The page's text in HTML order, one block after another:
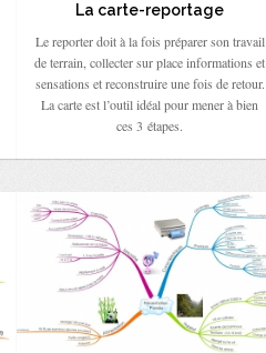
La carte-reportage
Le reporter doit à la fois préparer son travail
de terrain, collecter sur place informations et
sensations et reconstruire une fois de retour.
La carte est l’outil idéal pour mener à bien
ces 3 étapes.